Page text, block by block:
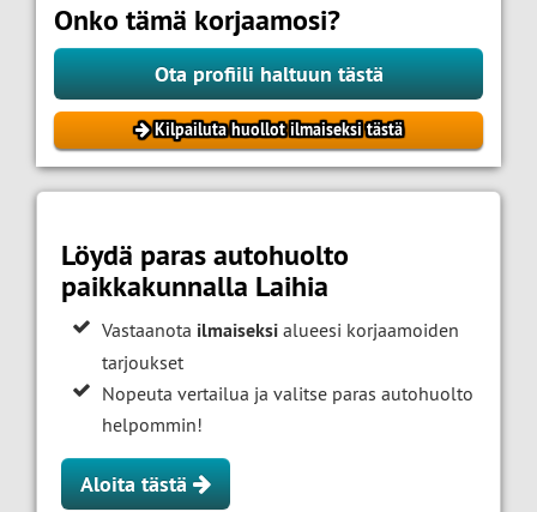
Onko tämä korjaamosi?
Ota profiili haltuun tästä
Kilpailuta huollot ilmaiseksi tästä
Löydä paras autohuolto
paikkakunnalla Laihia
Vastaanota ilmaiseksi alueesi korjaamoiden
tarjoukset
Nopeuta vertailua ja valitse paras autohuolto
helpommin!
Aloita tästä